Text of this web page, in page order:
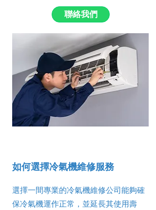
聯絡我們
如何選擇冷氣機維修服務
選擇一間專業的冷氣機維修公司能夠確
保冷氣機運作正常，並延長其使用壽